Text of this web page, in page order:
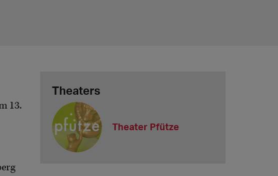
13.
Theaters
Theater Pfütze